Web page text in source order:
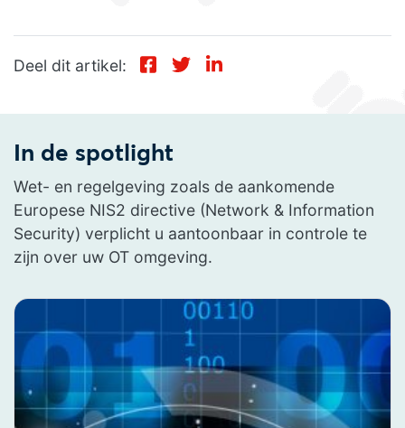
Deel dit artikel:
In de spotlight
Wet- en regelgeving zoals de aankomende
Europese NIS2 directive (Network & Information
Security) verplicht u aantoonbaar in controle te
zijn over uw OT omgeving.